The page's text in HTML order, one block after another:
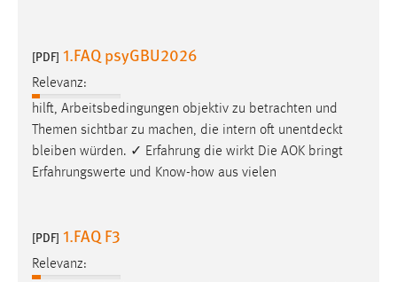
[PDF] 1.FAQ psyGBU2026
Relevanz:
hilft, Arbeitsbedingungen objektiv zu betrachten und
Themen sichtbar zu machen, die intern oft unentdeckt
bleiben würden. ✓ Erfahrung die wirkt Die AOK bringt
Erfahrungswerte und Know-how aus vielen
[PDF] 1.FAQ F3
Relevanz:
3 Monate
EXTERNE MEDIEN
Um Inhalte von Videoplattformen und Social Media
Plattformen anzeigen zu können, werden von diesen
YouTube